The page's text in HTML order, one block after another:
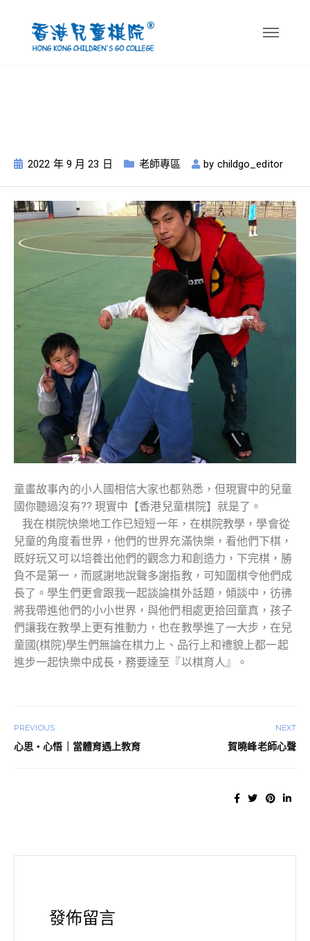
2022 年 9 月 23 日 老師專區 by childgo_editor
童畫故事內的小人國相信大家也都熟悉，但現實中的兒童
國你聽過沒有?? 現實中【香港兒童棋院】就是了。
我在棋院快樂地工作已短短一年，在棋院教學，學會從
兒童的角度看世界，他們的世界充滿快樂，看他們下棋，
既好玩又可以培養出他們的觀念力和創造力，下完棋，勝
負不是第一，而感謝地說聲多謝指教，可知圍棋令他們成
長了。學生們更會跟我一起談論棋外話題，傾談中，彷彿
將我帶進他們的小小世界，與他們相處更拾回童真，孩子
們讓我在教學上更有推動力，也在教學進了一大步，在兒
童國(棋院)學生們無論在棋力上、品行上和禮貌上都一起
進步一起快樂中成長，務要達至『以棋育人』。
PREVIOUS
心思・心悟｜當體育遇上教育
NEXT
賀曉峰老師心聲
發佈留言